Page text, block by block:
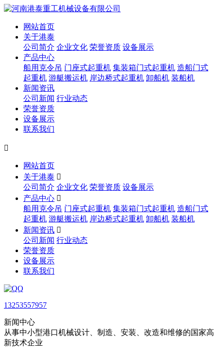
网站首页
关于港泰
公司简介 企业文化 荣誉资质 设备展示
产品中心
船用克令吊 门座式起重机 集装箱门式起重机 造船门式
起重机 游艇搬运机 岸边桥式起重机 卸船机 装船机
新闻资讯
公司新闻 行业动态
荣誉资质
设备展示
联系我们

网站首页
关于港泰 
公司简介 企业文化 荣誉资质 设备展示
产品中心 
船用克令吊 门座式起重机 集装箱门式起重机 造船门式
起重机 游艇搬运机 岸边桥式起重机 卸船机 装船机
新闻资讯 
公司新闻 行业动态
荣誉资质
设备展示
联系我们
13253557957
新闻中心
从事中小型港口机械设计、制造、安装、改造和维修的国家高
新技术企业